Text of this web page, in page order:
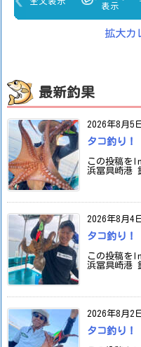
拡大カ
最新釣果
2026年8月5
タコ釣り！
この投稿を
浜冨具崎港
2026年8月4
タコ釣り！
この投稿を
浜冨具崎港
2026年8月2
タコ釣り！